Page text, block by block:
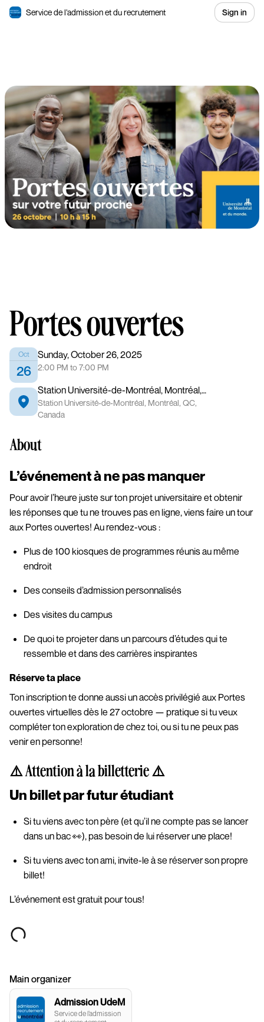
Service de l’admission et du recrutement Sign in
Portes ouvertes
Oct
26
Sunday, October 26, 2025
2:00 PM to 7:00 PM
Station Université-de-Montréal, Montréal, QC, Canada
Station Université-de-Montréal, Montréal, QC,
Canada
About
L’événement à ne pas manquer
Pour avoir l’heure juste sur ton projet universitaire et obtenir
les réponses que tu ne trouves pas en ligne, viens faire un tour
aux Portes ouvertes! Au rendez-vous :
Plus de 100 kiosques de programmes réunis au même
endroit
Des conseils d’admission personnalisés
Des visites du campus
De quoi te projeter dans un parcours d’études qui te
ressemble et dans des carrières inspirantes
Réserve ta place
Ton inscription te donne aussi un accès privilégié aux Portes
ouvertes virtuelles dès le 27 octobre — pratique si tu veux
compléter ton exploration de chez toi, ou si tu ne peux pas
venir en personne!
⚠️ Attention à la billetterie ⚠️
Un billet par futur étudiant
Si tu viens avec ton père (et qu’il ne compte pas se lancer
dans un bac 👀), pas besoin de lui réserver une place!
Si tu viens avec ton ami, invite-le à se réserver son propre
billet!
L’événement est gratuit pour tous!
Main organizer
Admission UdeM
Service de l’admission